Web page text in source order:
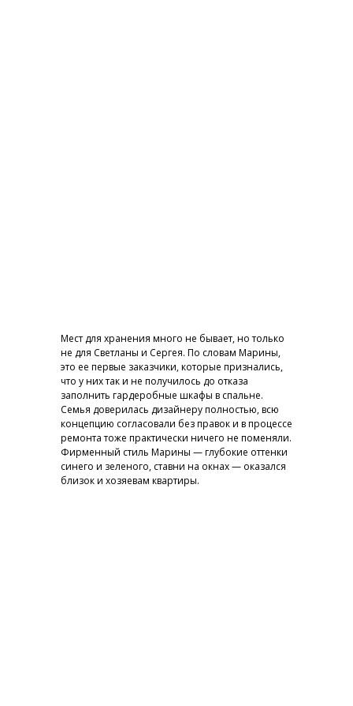
Мест для хранения много не бывает, но только
не для Светланы и Сергея. По словам Марины,
это ее первые заказчики, которые признались,
что у них так и не получилось до отказа
заполнить гардеробные шкафы в спальне.
Семья доверилась дизайнеру полностью, всю
концепцию согласовали без правок и в процессе
ремонта тоже практически ничего не поменяли.
Фирменный стиль Марины — глубокие оттенки
синего и зеленого, ставни на окнах — оказался
близок и хозяевам квартиры.